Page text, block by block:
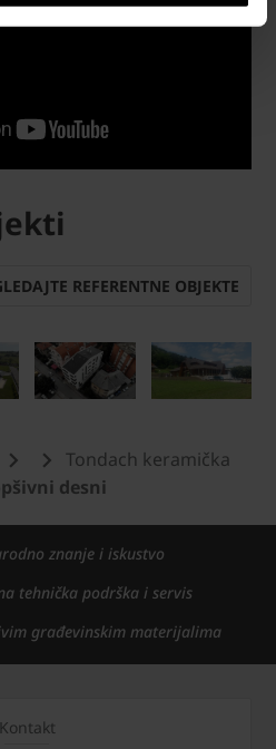
REFERENTNE OBJEKTE
Tondach keramička
desni
znanje i iskustvo
tehnička podrška i servis
građevinskim materijalima
Kontakt